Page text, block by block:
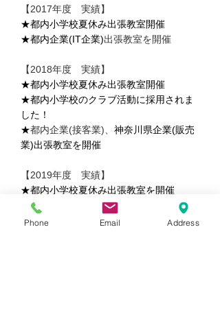
【2017年度 実績】
★都内小学校夏休み出張教室開催
★都内企業(IT企業)出張教室を開催
【2018年度 実績】
★都内小学校夏休み出張教室開催
​★都内小学校のクラブ活動に採用されま
した！
★都内企業(接客業)、 神奈川県企業(販売
業)出張教室を開催
【2019年度 実績】
★都内小学校夏休み出張教室を開催
★都内企業(接客業)出張教室を開催
※ゲームの特性上、小学生は 低学年と
Phone Email Address